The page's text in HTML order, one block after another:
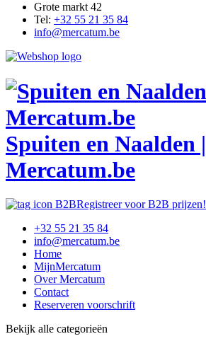
Grote markt 42
Tel: +32 55 21 35 84
info@mercatum.be
Spuiten en Naalden |
Mercatum.be
Registreer voor B2B prijzen!
+32 55 21 35 84
info@mercatum.be
Home
MijnMercatum
Over Mercatum
Contact
Reserveren voorschrift
Bekijk alle categorieën